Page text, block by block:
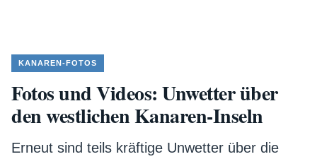
KANAREN-FOTOS
Fotos und Videos: Unwetter über
den westlichen Kanaren-Inseln
Erneut sind teils kräftige Unwetter über die